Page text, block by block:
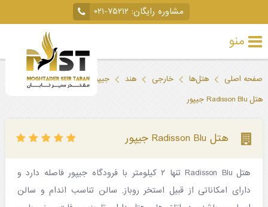
مشاوره رایگان: ۰۲۱-۷۵۲۱۲
منو
داخلی
لحظه
آخری
صفحه اصلی هتل‌ها خارجی هند
جیپور
هتل Radisson Blu جیپور
هتل Radisson Blu جیپور
هتل Radisson Blu تنها ۲ کیلومتر با فرودگاه جیپور فاصله دارد و
دارای امکاناتی از قبیل استخر روباز, سالن تناسب اندام و سالن